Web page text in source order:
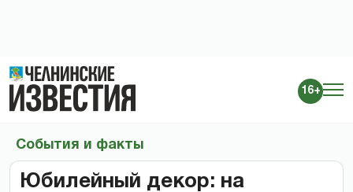
16+
События и факты
Юбилейный декор: на